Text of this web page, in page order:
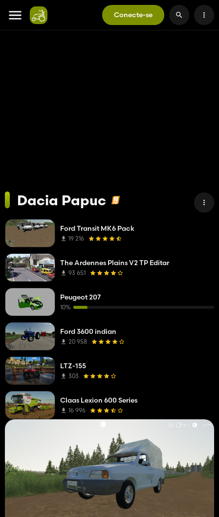
Conecte-se
Dacia Papuc
Ford Transit MK6 Pack
19 216
The Ardennes Plains V2 TP Editar
93 651
Peugeot 207
10%
Ford 3600 indian
20 958
LTZ-155
303
Claas Lexion 600 Series
16 996